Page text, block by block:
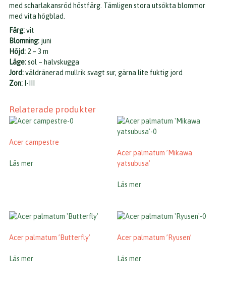
med scharlakansröd höstfärg. Tämligen stora utsökta blommor
med vita högblad.
Färg:vit
Blomning: juni
Höjd: 2 – 3 m
Läge:sol – halvskugga
Jord:väldränerad mullrik svagt sur, gärna lite fuktig jord
Zon: I-III
Relaterade produkter
Acer campestre
Läs mer
Acer palmatum ’Mikawa
yatsubusa’
Läs mer
Acer palmatum ’Butterfly’
Läs mer
Acer palmatum ’Ryusen’
Läs mer